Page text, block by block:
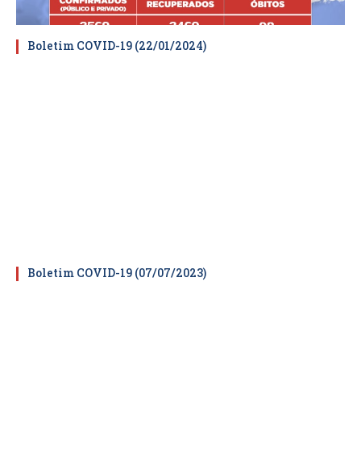
Boletim COVID-19 (22/01/2024)
Boletim COVID-19 (07/07/2023)